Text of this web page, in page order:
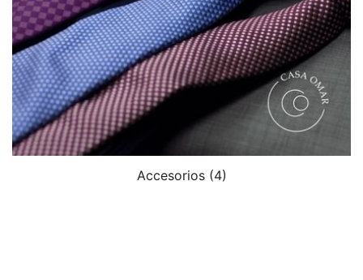
Accesorios (4)